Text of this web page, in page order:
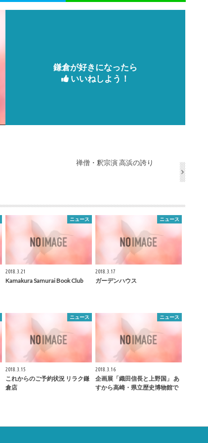
鎌倉が好きになったら
いいねしよう！
禅僧・釈宗演 高浜の誇り
ニュース
2018.3.21
KamakuraSamurai Book Club
ニュース
2018.3.17
ガーデンハウス
ニュース
2018.3.15
これからのご予約状況 リラク鎌
倉店
ニュース
2018.3.16
企画展「織田信長と上野国」 あ
すから高崎・県立歴史博物館で